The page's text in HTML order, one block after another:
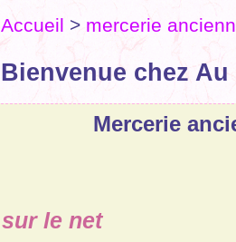
Accueil > mercerie
Bienvenue chez
Mercerie
sur le net